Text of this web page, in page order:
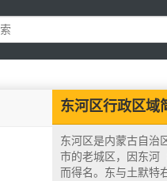
东河区行政区域
东河区是内蒙古自治
市的老城区，因东河
而得名。东与土默特